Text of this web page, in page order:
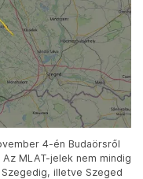
4-én Budaörsről
MLAT-jelek nem mindig
illetve Szeged